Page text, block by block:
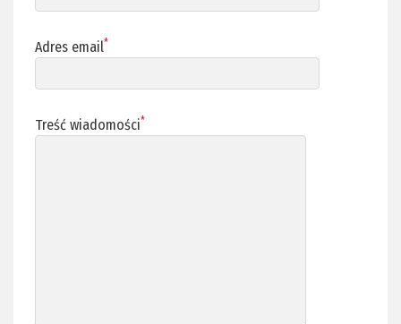
Adres email*
Treść wiadomości*